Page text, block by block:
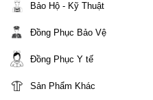
Bảo Hộ - Kỹ Thuật
Đồng Phục Bảo Vệ
Đồng Phục Y tế
Sản Phẩm Khác